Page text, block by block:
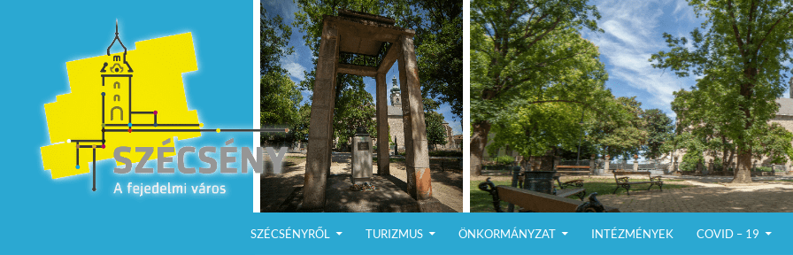
SZÉCSÉNYRŐL
TURIZMUS ÖNKORMÁNYZAT INTÉZMÉNYEK COVID – 19